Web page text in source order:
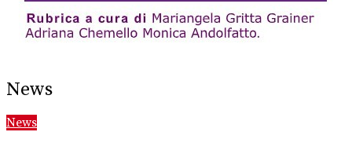
News
News